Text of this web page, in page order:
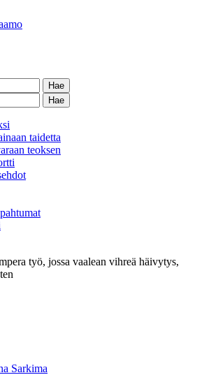
taidetta
teoksen
Sarkima